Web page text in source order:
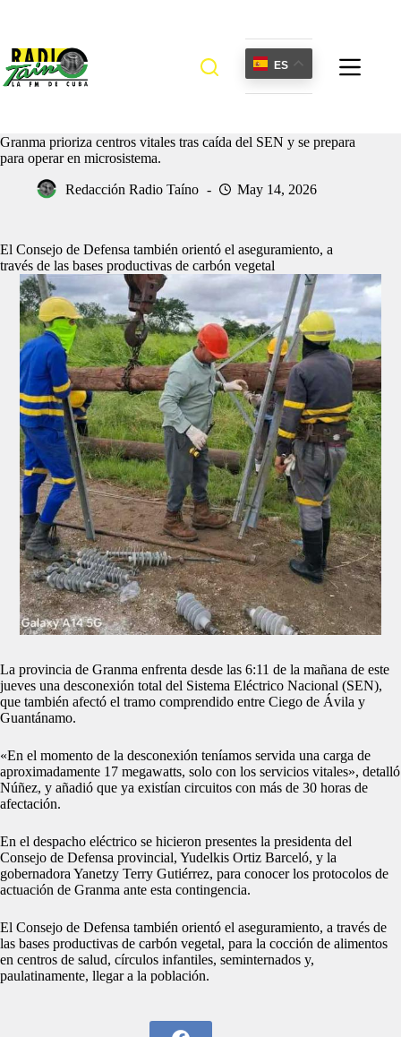
ES
Granma prioriza centros vitales tras caída del SEN y se prepara
para operar en microsistema.
Redacción Radio Taíno May 14, 2026
El Consejo de Defensa también orientó el aseguramiento, a
través de las bases productivas de carbón vegetal
La provincia de Granma enfrenta desde las 6:11 de la mañana de este
jueves una desconexión total del Sistema Eléctrico Nacional (SEN),
que también afectó el tramo comprendido entre Ciego de Ávila y
Guantánamo.
«En el momento de la desconexión teníamos servida una carga de
aproximadamente 17 megawatts, solo con los servicios vitales», detalló
Núñez, y añadió que ya existían circuitos con más de 30 horas de
afectación.
En el despacho eléctrico se hicieron presentes la presidenta del
Consejo de Defensa provincial, Yudelkis Ortiz Barceló, y la
gobernadora Yanetzy Terry Gutiérrez, para conocer los protocolos de
actuación de Granma ante esta contingencia.
El Consejo de Defensa también orientó el aseguramiento, a través de
las bases productivas de carbón vegetal, para la cocción de alimentos
en centros de salud, círculos infantiles, seminternados y,
paulatinamente, llegar a la población.